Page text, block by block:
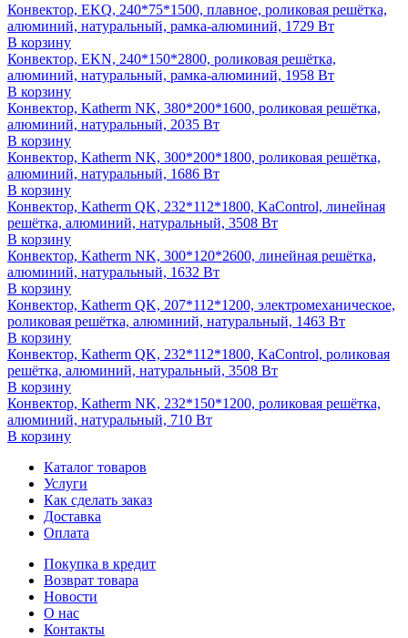
Конвектор, EKQ, 240*75*1500, плавное, роликовая решётка,
алюминий, натуральный, рамка-алюминий, 1729 Вт
В корзину
Конвектор, EKN, 240*150*2800, роликовая решётка,
алюминий, натуральный, рамка-алюминий, 1958 Вт
В корзину
Конвектор, Katherm NK, 380*200*1600, роликовая решётка,
алюминий, натуральный, 2035 Вт
В корзину
Конвектор, Katherm NK, 300*200*1800, роликовая решётка,
алюминий, натуральный, 1686 Вт
В корзину
Конвектор, Katherm QK, 232*112*1800, KaControl, линейная
решётка, алюминий, натуральный, 3508 Вт
В корзину
Конвектор, Katherm NK, 300*120*2600, линейная решётка,
алюминий, натуральный, 1632 Вт
В корзину
Конвектор, Katherm QK, 207*112*1200, электромеханическое,
роликовая решётка, алюминий, натуральный, 1463 Вт
В корзину
Конвектор, Katherm QK, 232*112*1800, KaControl, роликовая
решётка, алюминий, натуральный, 3508 Вт
В корзину
Конвектор, Katherm NK, 232*150*1200, роликовая решётка,
алюминий, натуральный, 710 Вт
В корзину
Каталог товаров
Услуги
Как сделать заказ
Доставка
Оплата
Покупка в кредит
Возврат товара
Новости
О нас
Контакты